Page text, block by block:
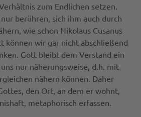
zum Endlichen setzen.
berühren, sich ihm auch durch
wie schon Nikolaus Cusanus
können wir gar nicht abschließend
Gott bleibt dem Verstand ein
nur näherungsweise, d.h. mit
nähern können. Daher
den Ort, an dem er wohnt,
metaphorisch erfassen.